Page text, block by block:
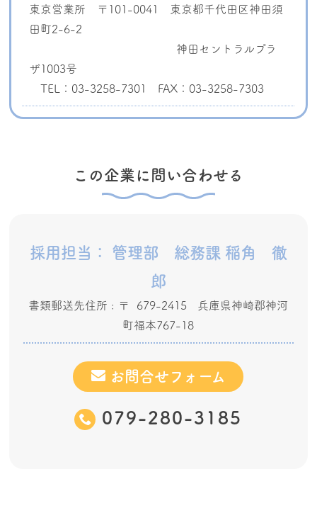
東京営業所 〒101-0041 東京都千代田区神田須
田町2-6-2
神田セントラルプラ
ザ1003号
TEL：03-3258-7301 FAX：03-3258-7303
この企業に問い合わせる
採用担当： 管理部 総務課 稲角 徹
郎
書類郵送先住所 : 〒 679-2415 兵庫県神崎郡神河
町福本767-18
お問合せフォーム
079-280-3185